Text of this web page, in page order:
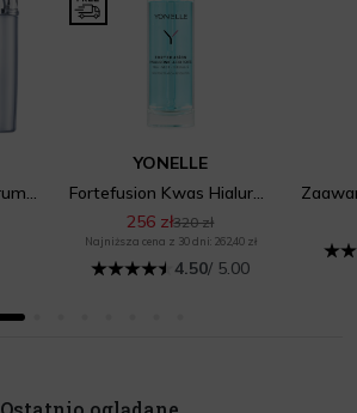
Vampire Face Lift serum-booster z efektem natychmiastowego liftingu
YONELLE
Fortefusion Kwas Hialuronowy Forte
256 zł320 zł
Najniższa cena z 30 dni: 262,40 zł
4.50/ 5.00